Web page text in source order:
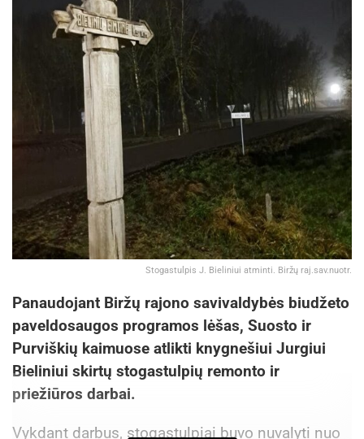
Stogastulpis J. Bieliniui atminti. Biržų raj.sav.nuotr.
Panaudojant Biržų rajono savivaldybės biudžeto
paveldosaugos programos lėšas, Suosto ir
Purviškių kaimuose atlikti knygnešiui Jurgiui
Bieliniui skirtų stogastulpių remonto ir
priežiūros darbai.
Vykdant darbus, stogastulpiai buvo nuvalyti nuo